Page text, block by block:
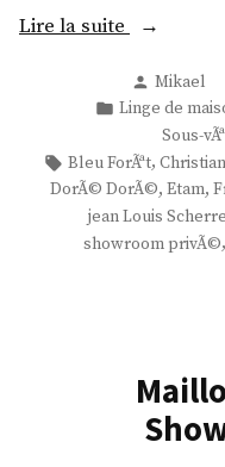
x
S
o
w
t
s
a
x
o
t
t
,
B
y
Lire la suite
E
t
a
m
,
L
Publié
par
Mikael
Publié
Linge de
Sous-
Étiquettes :
Bleu ForÃªt,
DorÃ© DorÃ©, Etam,
jean Louis
showroom privÃ©,